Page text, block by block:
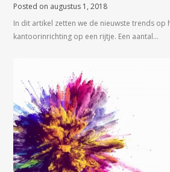
Posted on augustus 1, 2018
In dit artikel zetten we de nieuwste trends op
kantoorinrichting op een rijtje. Een aantal…